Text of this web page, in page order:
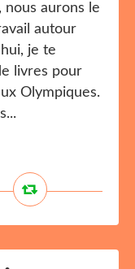
nous aurons le
autour
je te
livres pour
Olympiques.